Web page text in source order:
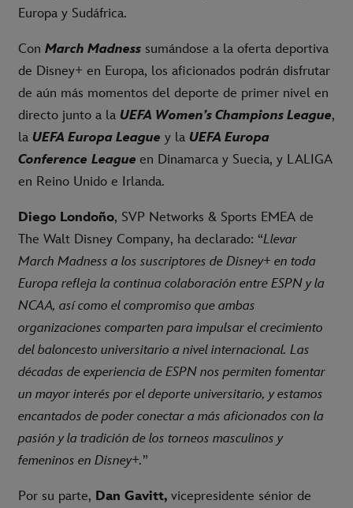
Europa y Sudáfrica.
Con March Madness sumándose a la oferta deportiva
de Disney+ en Europa, los aficionados podrán disfrutar
de aún más momentos del deporte de primer nivel en
directo junto a la UEFA Women’s Champions League,
la UEFA Europa League y la UEFA Europa
Conference League en Dinamarca y Suecia, y LALIGA
en Reino Unido e Irlanda.
Diego Londoño, SVP Networks & Sports EMEA de
The Walt Disney Company, ha declarado: “Llevar
March Madness a los suscriptores de Disney+ en toda
Europa refleja la continua colaboración entre ESPN y la
NCAA, así como el compromiso que ambas
organizaciones comparten para impulsar el crecimiento
del baloncesto universitario a nivel internacional. Las
décadas de experiencia de ESPN nos permiten fomentar
un mayor interés por el deporte universitario, y estamos
encantados de poder conectar a más aficionados con la
pasión y la tradición de los torneos masculinos y
femeninos en Disney+.”
Por su parte, Dan Gavitt, vicepresidente sénior de